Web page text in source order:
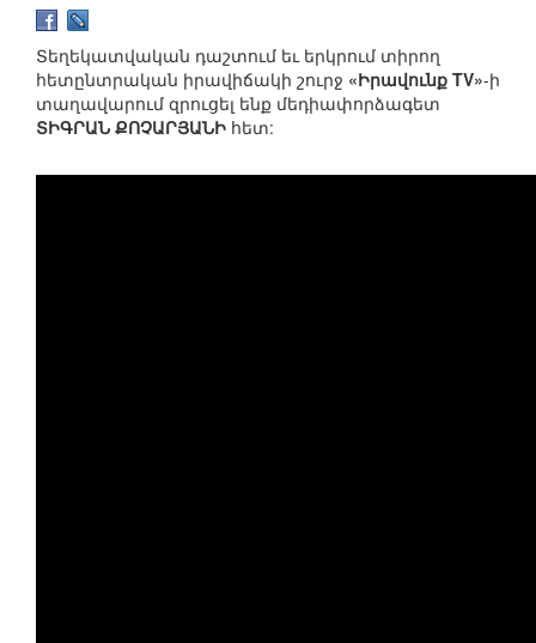
Տեղեկատվական դաշտում եւ երկրում տիրող
հետընտրական իրավիճակի շուրջ «Իրավունք TV»-ի
տաղավարում զրուցել ենք մեդիափորձագետ
ՏԻԳՐԱՆ ՔՈՉԱՐՅԱՆԻ հետ: